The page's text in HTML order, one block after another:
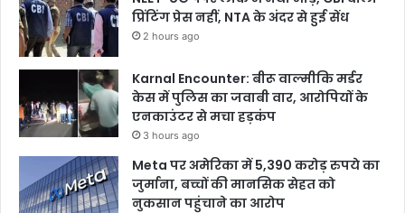
प्रिंटिंग प्रेस नहीं, NTA के अंदर से हुई सेंध
2 hours ago
Karnal Encounter: बीरू वाल्मीकि मर्डर
केस में पुलिस का जवाबी वार, आरोपियों के
एनकाउंटर से मचा हड़कंप
3 hours ago
Meta पर अमेरिका में 5,390 करोड़ रुपये का
जुर्माना, बच्चों की मानसिक सेहत को
नुकसान पहुंचाने का आरोप